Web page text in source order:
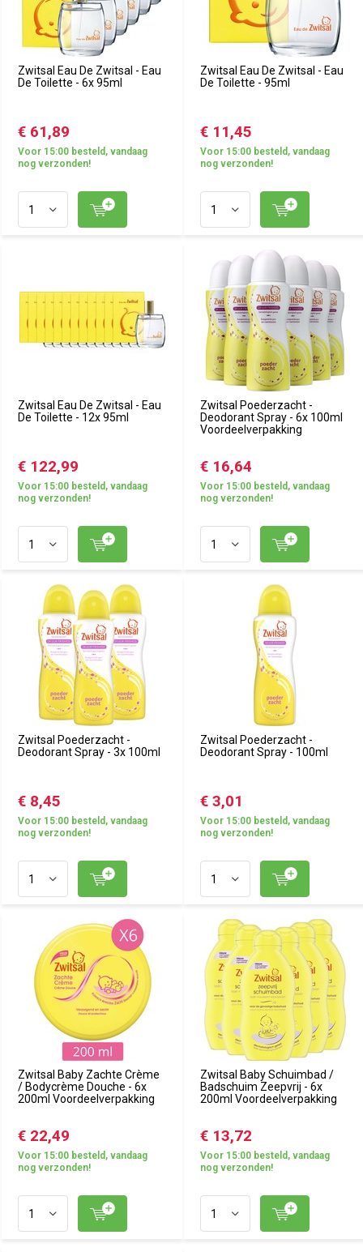
Zwitsal Eau De Zwitsal - Eau
De Toilette - 6x 95ml
€ 61,89
Voor 15:00 besteld, vandaag
nog verzonden!
Zwitsal Eau De Zwitsal - Eau
De Toilette - 95ml
€ 11,45
Voor 15:00 besteld, vandaag
nog verzonden!
Zwitsal Eau De Zwitsal - Eau
De Toilette - 12x 95ml
€ 122,99
Voor 15:00 besteld, vandaag
nog verzonden!
Zwitsal Poederzacht -
Deodorant Spray - 6x 100ml
Voordeelverpakking
€ 16,64
Voor 15:00 besteld, vandaag
nog verzonden!
Zwitsal Poederzacht -
Deodorant Spray - 3x 100ml
€ 8,45
Voor 15:00 besteld, vandaag
nog verzonden!
Zwitsal Poederzacht -
Deodorant Spray - 100ml
€ 3,01
Voor 15:00 besteld, vandaag
nog verzonden!
Zwitsal Baby Zachte Crème
/ Bodycrème Douche - 6x
200ml Voordeelverpakking
€ 22,49
Voor 15:00 besteld, vandaag
nog verzonden!
Zwitsal Baby Schuimbad /
Badschuim Zeepvrij - 6x
200ml Voordeelverpakking
€ 13,72
Voor 15:00 besteld, vandaag
nog verzonden!